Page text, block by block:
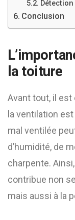
Conclusion
la toiture
Avant tout, il
la ventilation
mal ventilée
d’humidité, de
charpente.
contribue non
mais aussi à la